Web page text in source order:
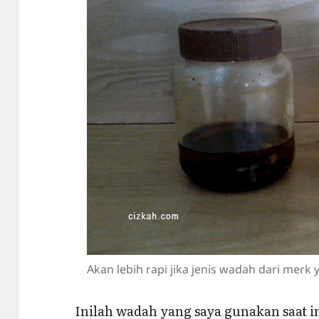
Akan lebih rapi jika jenis wadah dari merk
Inilah wadah yang saya gunakan saat